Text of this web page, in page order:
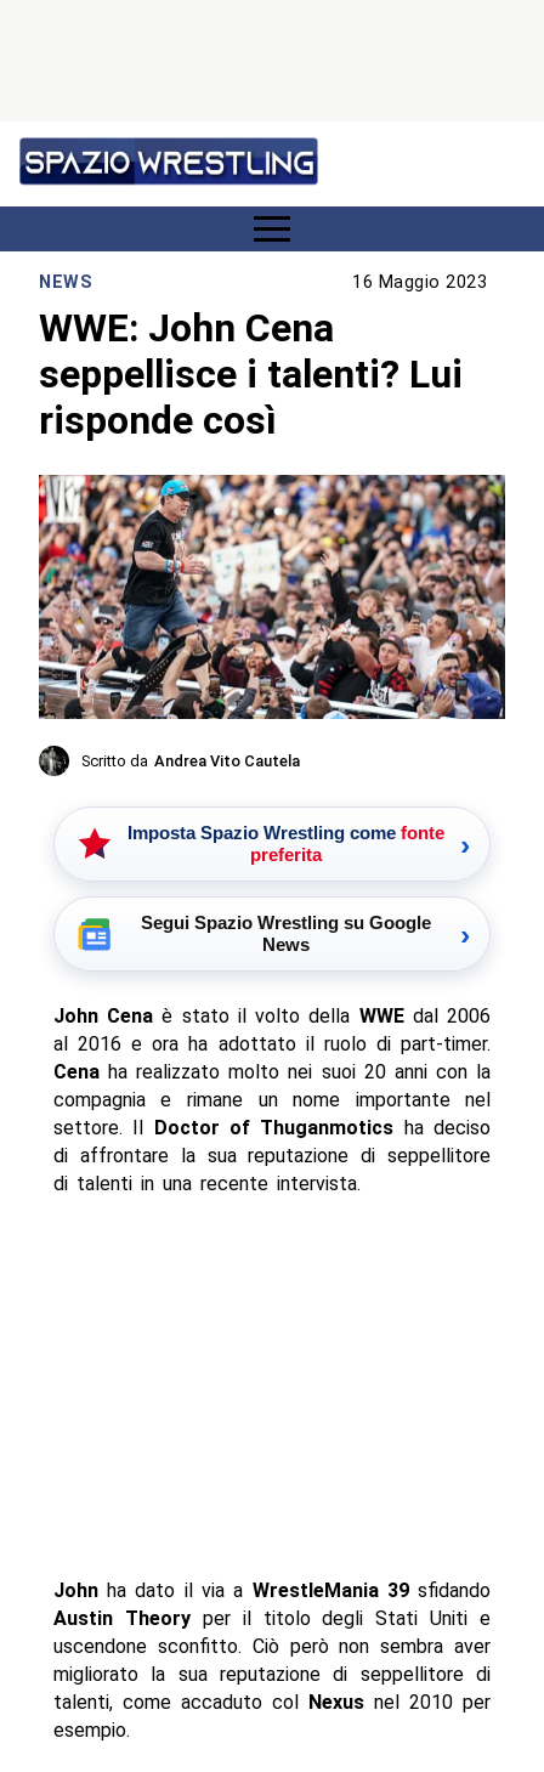
NEWS 16 Maggio 2023
WWE: John Cena
seppellisce i talenti? Lui
risponde così
Scritto da Andrea Vito Cautela
Imposta Spazio Wrestling come fonte
preferita
›
Segui Spazio Wrestling su Google
News
›
John Cena è stato il volto della WWEdal 2006
al 2016 e ora ha adottato il ruolo di part-timer.
Cenaha realizzato molto nei suoi 20 anni con la
compagnia e rimane un nome importante nel
settore. Il
Doctor of Thuganmotics ha deciso
di affrontare la sua reputazione di seppellitore
di talenti in una recente intervista.
Johnha dato il via a WrestleMania 39sfidando
Austin Theoryper il titolo degli Stati Uniti e
uscendone sconfitto. Ciò però non sembra aver
migliorato la sua reputazione di seppellitore di
talenti, come accaduto col
Nexus nel 2010 per
esempio.